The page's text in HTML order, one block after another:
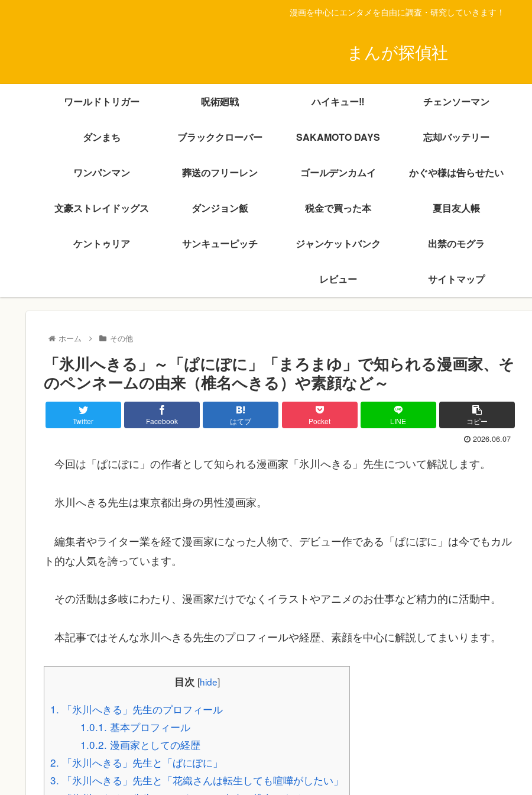
漫画を中心にエンタメを自由に調査・研究していきます！
まんが探偵社
ワールドトリガー 呪術廻戦 ハイキュー‼ チェンソーマン
ダンまち ブラッククローバー SAKAMOTO DAYS 忘却バッテリー
ワンパンマン 葬送のフリーレン ゴールデンカムイ かぐや様は告らせたい
文豪ストレイドッグス ダンジョン飯 税金で買った本 夏目友人帳
ケントゥリア サンキューピッチ ジャンケットバンク 出禁のモグラ
レビュー サイトマップ
ホーム その他
「氷川へきる」～「ぱにぽに」「まろまゆ」で知られる漫画家、そ
のペンネームの由来（椎名へきる）や素顔など～
Twitter Facebook はてブ Pocket LINE コピー
2026.06.07
今回は「ぱにぽに」の作者として知られる漫画家「氷川へきる」先生について解説します。
氷川へきる先生は東京都出身の男性漫画家。
編集者やライター業を経て漫画家になった人物で、デビュー作である「ぱにぽに」は今でもカル
ト的な人気を誇っています。
その活動は多岐にわたり、漫画家だけでなくイラストやアニメのお仕事など精力的に活動中。
本記事ではそんな氷川へきる先生のプロフィールや経歴、素顔を中心に解説してまいります。
目次 [hide]
1. 「氷川へきる」先生のプロフィール
1.0.1. 基本プロフィール
1.0.2. 漫画家としての経歴
2. 「氷川へきる」先生と「ぱにぽに」
3. 「氷川へきる」先生と「花織さんは転生しても喧嘩がしたい」